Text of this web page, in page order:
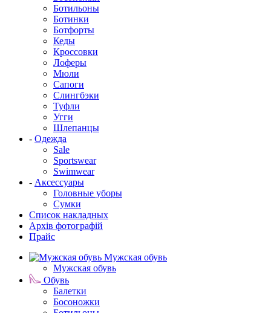
Ботильоны
Ботинки
Ботфорты
Кеды
Кроссовки
Лоферы
Мюли
Сапоги
Слингбэки
Туфли
Угги
Шлепанцы
- Одежда
Sale
Sportswear
Swimwear
- Аксессуары
Головные уборы
Сумки
Список накладных
Архів фотографій
Прайс
Мужская обувь
Мужская обувь
Обувь
Балетки
Босоножки